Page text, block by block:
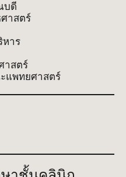
บดี
าสตร์
หาร
าสตร์
แพทยศาสตร์